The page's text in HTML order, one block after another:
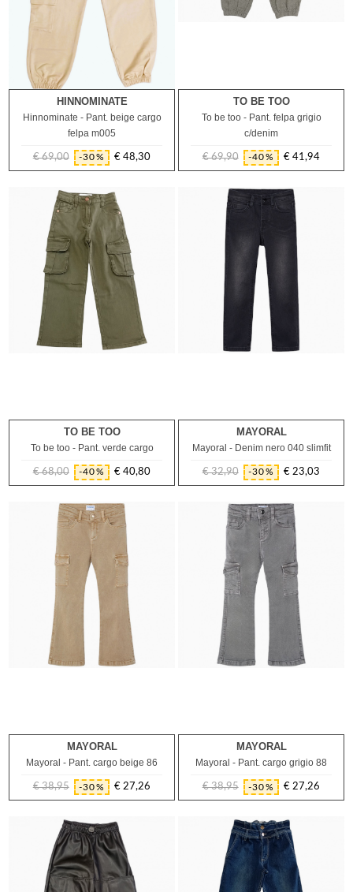
10A 12A 14A
HINNOMINATE
Hinnominate - Pant. beige cargo
felpa m005
Prezzo
€ 69,00 -30%
Prezzo
€ 48,30
10A
TO BE TOO
To be too - Pant. felpa grigio
c/denim
Prezzo
€ 69,90 -40%
Prezzo
€ 41,94
3A 6A 7A
TO BE TOO
To be too - Pant. verde cargo
Prezzo
€ 68,00 -40%
Prezzo
€ 40,80
2A 6A
MAYORAL
Mayoral - Denim nero 040 slimfit
Prezzo
€ 32,90 -30%
Prezzo
€ 23,03
5A 6A 8A
MAYORAL
Mayoral - Pant. cargo beige 86
Prezzo
€ 38,95 -30%
Prezzo
€ 27,26
4A
MAYORAL
Mayoral - Pant. cargo grigio 88
Prezzo
€ 38,95 -30%
Prezzo
€ 27,26